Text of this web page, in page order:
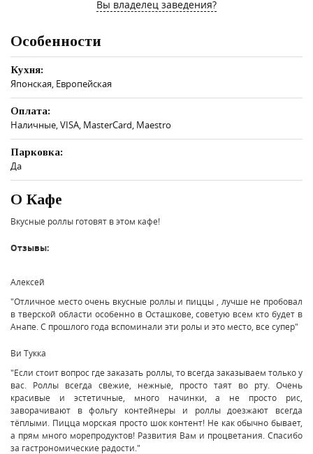
Вы владелец заведения?
Особенности
Кухня:
Японская, Европейская
Оплата:
Наличные, VISA, MasterCard, Maestro
Парковка:
Да
О Кафе
Вкусные роллы готовят в этом кафе!
Отзывы:
Алексей
"Отличное место очень вкусные роллы и пиццы , лучше не пробовал
в тверской области особенно в Осташкове, советую всем кто будет в
Анапе. С прошлого года вспоминали эти ролы и это место, все супер"
Ви Тукка
"Если стоит вопрос где заказать роллы, то всегда заказываем только у
вас. Роллы всегда свежие, нежные, просто таят во рту. Очень
красивые и эстетичные, много начинки, а не просто рис,
заворачивают в фольгу контейнеры и роллы доезжают всегда
тёплыми. Пицца морская просто шок контент! Не как обычно бывает,
а прям много морепродуктов! Развития Вам и процветания. Спасибо
за гастрономические радости."